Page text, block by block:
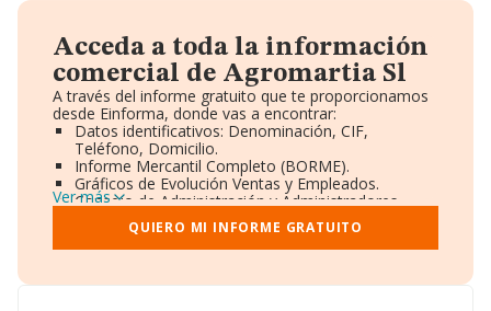
Acceda a toda la información
comercial de Agromartia Sl
A través del informe gratuito que te proporcionamos
desde Einforma, donde vas a encontrar:
Datos identificativos: Denominación, CIF,
Teléfono, Domicilio.
Informe Mercantil Completo (BORME).
Gráficos de Evolución Ventas y Empleados.
Consejo de Administración y Administradores.
Directivos y Ejecutivos.
Accionistas.
Participaciones y Vinculaciones en otras empresas.
Información oficial y registral complementaria.
Ver más
QUIERO MI INFORME GRATUITO